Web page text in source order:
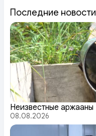
Последние новости
Неизвестные аржааны
08.08.2026